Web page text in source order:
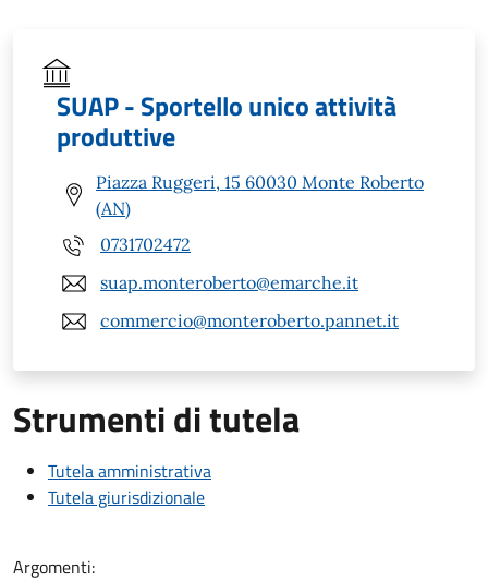
SUAP - Sportello unico attività
produttive
Piazza Ruggeri, 15 60030 Monte Roberto
(AN)
0731702472
suap.monteroberto@emarche.it
commercio@monteroberto.pannet.it
Strumenti di tutela
Tutela amministrativa
Tutela giurisdizionale
Argomenti: